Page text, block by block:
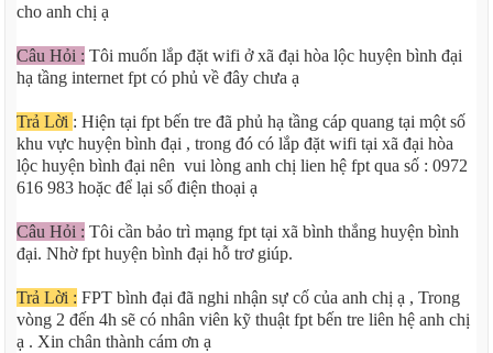
cho anh chị ạ
Câu Hỏi : Tôi muốn lắp đặt wifi ở xã đại hòa lộc huyện bình đại
hạ tầng internet fpt có phủ về đây chưa ạ
Trả Lời : Hiện tại fpt bến tre đã phủ hạ tầng cáp quang tại một số
khu vực huyện bình đại , trong đó có lắp đặt wifi tại xã đại hòa
lộc huyện bình đại nên vui lòng anh chị lien hệ fpt qua số : 0972
616 983 hoặc để lại số điện thoại ạ
Câu Hỏi : Tôi cần bảo trì mạng fpt tại xã bình thắng huyện bình
đại. Nhờ fpt huyện bình đại hỗ trơ giúp.
Trả Lời : FPT bình đại đã nghi nhận sự cố của anh chị ạ , Trong
vòng 2 đến 4h sẽ có nhân viên kỹ thuật fpt bến tre liên hệ anh chị
ạ . Xin chân thành cám ơn ạ